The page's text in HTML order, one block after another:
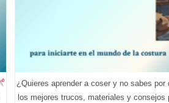
¿Quieres aprender a coser y no sabes por
los mejores trucos, materiales y consejos